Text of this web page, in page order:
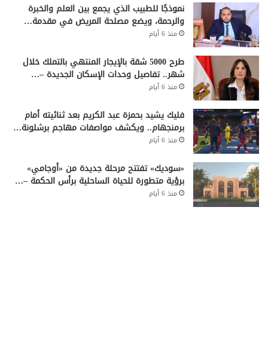
نموذجًا للطبيب الذي يجمع بين العلم والخبرة
والرحمة، ويضع مصلحة المريض في مقدمة…
منذ 6 أيام
طرح 5000 شقة بالإيجار المنتهي بالتملك خلال
شهر.. تفاصيل وحدات الإسكان الجديدة –…
منذ 6 أيام
فليك يشيد بحمزة عبد الكريم بعد ثنائيته أمام
برمنجهام.. ويكشف مواصفات مهاجم برشلونة…
منذ 6 أيام
«سوديك» تفتتح مرحلة جديدة من «أوجامي»
برؤية متطورة للحياة الساحلية برأس الحكمة –…
منذ 6 أيام